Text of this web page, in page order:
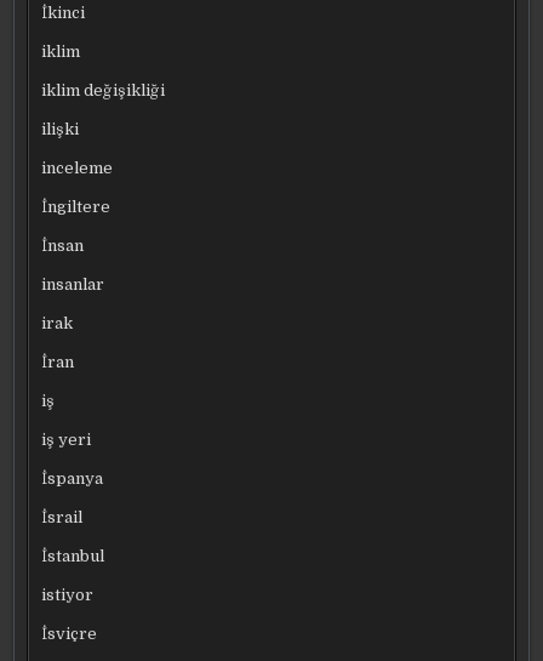
İkinci
iklim
iklim değişikliği
ilişki
inceleme
İngiltere
İnsan
insanlar
irak
İran
iş
iş yeri
İspanya
İsrail
İstanbul
istiyor
İsviçre